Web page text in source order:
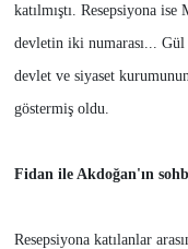
katılmıştı. Resepsiyona
devletin iki numarası...
devlet ve siyaset
göstermiş oldu.
Fidan ile Akdoğan'ın
Resepsiyona katılanlar